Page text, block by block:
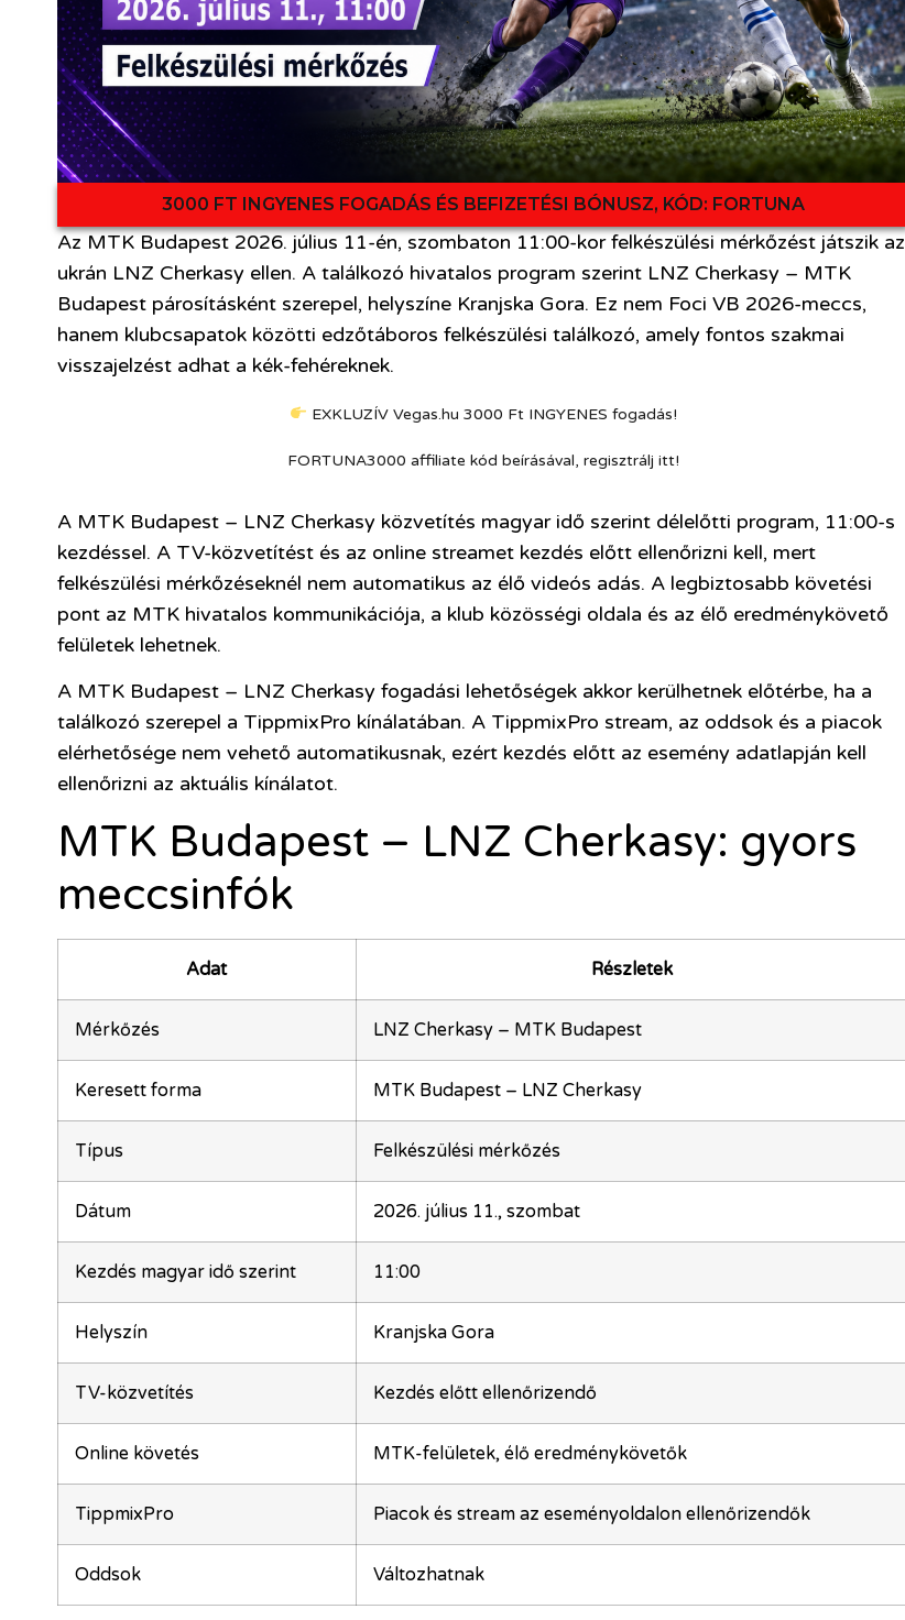
3000 FT INGYENES FOGADÁS ÉS BEFIZETÉSI BÓNUSZ, KÓD: FORTUNA
Az MTK Budapest 2026. július 11-én, szombaton 11:00-kor felkészülési mérkőzést játszik az
ukrán LNZ Cherkasy ellen. A találkozó hivatalos program szerint LNZ Cherkasy – MTK
Budapest párosításként szerepel, helyszíne Kranjska Gora. Ez nem Foci VB 2026-meccs,
hanem klubcsapatok közötti edzőtáboros felkészülési találkozó, amely fontos szakmai
visszajelzést adhat a kék-fehéreknek.
EXKLUZÍV Vegas.hu 3000 Ft INGYENES fogadás!
FORTUNA3000 affiliate kód beírásával, regisztrálj itt!
A MTK Budapest – LNZ Cherkasy közvetítés magyar idő szerint délelőtti program, 11:00-s
kezdéssel. A TV-közvetítést és az online streamet kezdés előtt ellenőrizni kell, mert
felkészülési mérkőzéseknél nem automatikus az élő videós adás. A legbiztosabb követési
pont az MTK hivatalos kommunikációja, a klub közösségi oldala és az élő eredménykövető
felületek lehetnek.
A MTK Budapest – LNZ Cherkasy fogadási lehetőségek akkor kerülhetnek előtérbe, ha a
találkozó szerepel a TippmixPro kínálatában. A TippmixPro stream, az oddsok és a piacok
elérhetősége nem vehető automatikusnak, ezért kezdés előtt az esemény adatlapján kell
ellenőrizni az aktuális kínálatot.
MTK Budapest – LNZ Cherkasy: gyors
meccsinfók
Adat Részletek
Mérkőzés LNZ Cherkasy – MTK Budapest
Keresett forma MTK Budapest – LNZ Cherkasy
Típus Felkészülési mérkőzés
Dátum 2026. július 11., szombat
Kezdés magyar idő szerint 11:00
Helyszín Kranjska Gora
TV-közvetítés Kezdés előtt ellenőrizendő
Online követés MTK-felületek, élő eredménykövetők
TippmixPro Piacok és stream az eseményoldalon ellenőrizendők
Oddsok Változhatnak